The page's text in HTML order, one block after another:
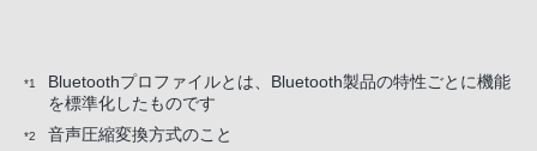
*1
Bluetoothプロファイルとは、Bluetooth製品の特性ごとに機能
を標準化したものです
*2 音声圧縮変換方式のこと